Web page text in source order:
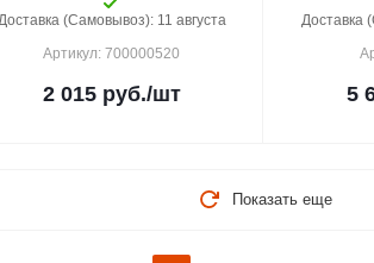
(Самовывоз): 11 августа
Артикул: 700000520
2 015руб./шт
Доставка
5
Показать еще